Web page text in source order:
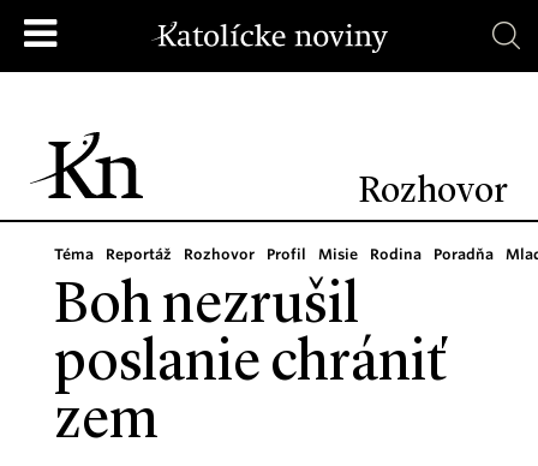
Rozhovor
Téma Reportáž Rozhovor Profil Misie Rodina Poradňa
Boh nezrušil
poslanie chrániť
zem